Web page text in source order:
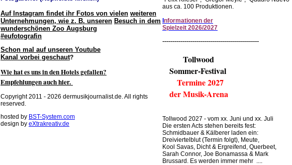
Auf Instagram findet ihr Fotos von vielen weiteren
Unternehmungen, wie z. B. unseren Besuch in dem
wunderschönen Zoo Augsburg
#eufotografin
Schon mal auf unseren Youtube
Kanal vorbei geschaut?
Wie hat es uns in den Hotels gefallen?
Empfehlungen auch hier.
aus ca. 100 Produktionen.
nformationen der
Spielzeit 2026/2027
------------------------------------------------
Tollwood
Sommer-Festival
Termine 2027
der Musik-Arena
Tollwood 2027 - vom xx. Juni und xx. Juli
Die ersten Acts stehen bereits fest:
Schmidbauer & Kälberer laden ein:
Dreiviertelblut (Termin folgt), Meute,
Kool Savas, Dicht & Ergreifend, Querbeet,
Sarah Connor, Joe Bonamassa & Mark
Brussard. Es werden immer mehr ....
Copyright 2011 - 2026 dermusikjournalist.de. All rights
reserved.
hosted by BST-System.com
design by eXtrakreativ.de